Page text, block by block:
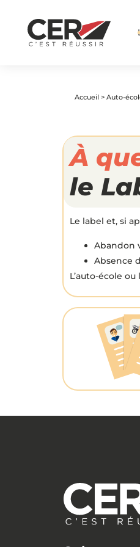
Accueil > Auto-
À
le
Le label et, si
Abandon
Absence
L’auto-école